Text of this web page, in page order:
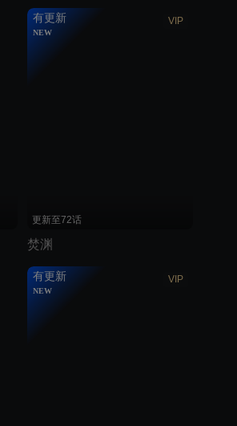
VIP
有更新
NEW
更新至72话
焚渊
VIP
有更新
NEW